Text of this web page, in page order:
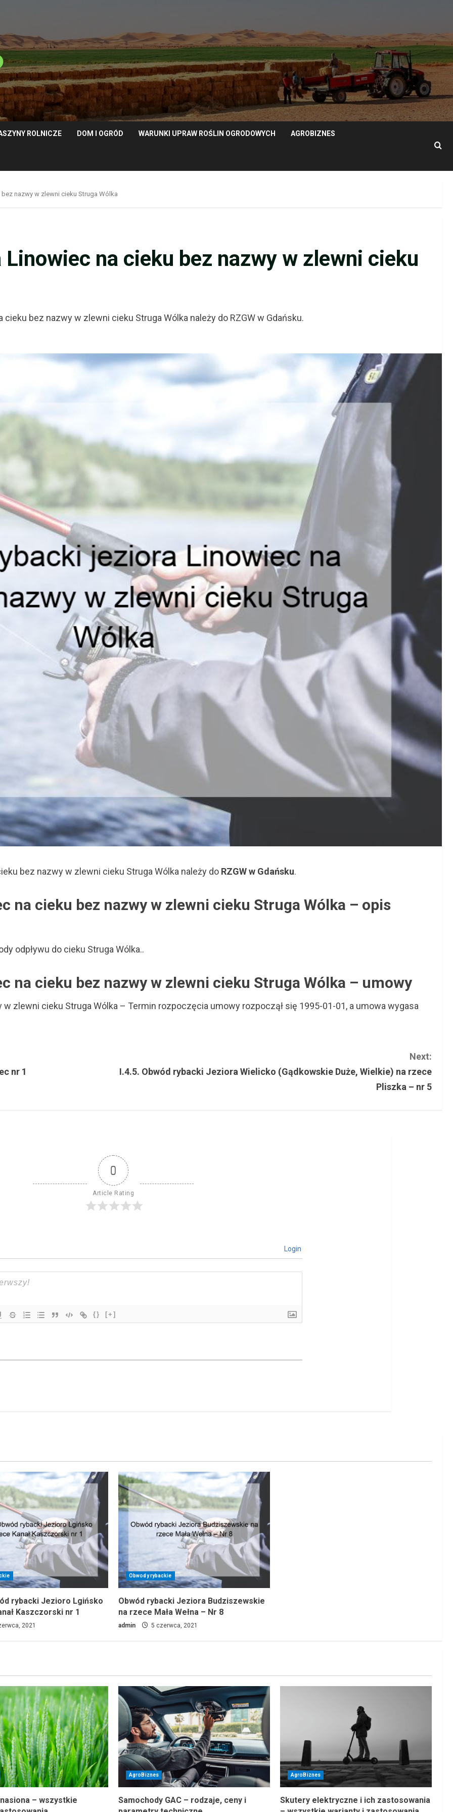
ROLNICZE DOM I OGRÓD WARUNKI UPRAW ROŚLIN OGRODOWYCH AGROBIZNES
nazwy w zlewni cieku Struga Wólka
na cieku bez nazwy w zlewni cieku
bez nazwy w zlewni cieku Struga Wólka należy do RZGW w Gdańsku.
bez nazwy w zlewni cieku Struga Wólka należy do RZGW w Gdańsku.
na cieku bez nazwy w zlewni cieku Struga Wólka – opis
odpływu do cieku Struga Wólka..
na cieku bez nazwy w zlewni cieku Struga Wólka – umowy
zlewni cieku Struga Wólka – Termin rozpoczęcia umowy rozpoczął się 1995-01-01, a umowa wygasa
nr 1
Next:
I.4.5. Obwód rybacki Jeziora Wielicko (Gądkowskie Duże, Wielkie) na rzece
Pliszka – nr 5
0
Article Rating
Login
{} [+]
rybacki Jezioro Lgińsko
Kaszczorski nr 1
2021
Obwody rybackie
Obwód rybacki Jeziora Budziszewskie
na rzece Mała Wełna – Nr 8
admin 5 czerwca, 2021
– wszystkie
AgroBiznes
Samochody GAC – rodzaje, ceny i
AgroBiznes
Skutery elektryczne i ich zastosowania